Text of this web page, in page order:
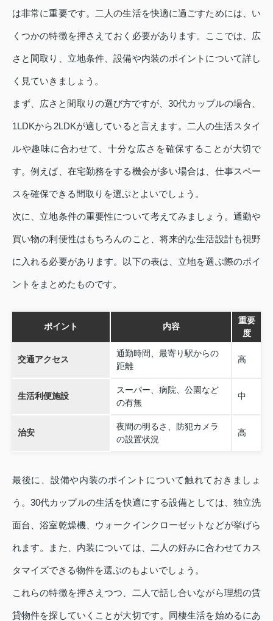
は非常に重要です。二人の生活を快適に過ごすためには、い
くつかの特徴を押さえておく必要があります。ここでは、広
さと間取り、立地条件、設備や内装のポイントについて詳し
く見ていきましょう。
まず、広さと間取りの選び方ですが、30代カップルの場合、
1LDKから2LDKが適していると言えます。二人の生活スタイ
ルや趣味に合わせて、十分な広さを確保することが大切で
す。例えば、在宅勤務をする機会が多い場合は、仕事スペー
スを確保できる間取りを選ぶとよいでしょう。
次に、立地条件の重要性について考えてみましょう。通勤や
買い物の利便性はもちろんのこと、将来的な生活設計も視野
に入れる必要があります。以下の表は、立地を選ぶ際のポイ
ントをまとめたものです。
ポイント 内容
重要
度
交通アクセス
通勤時間、最寄り駅からの
距離
高
生活利便施設
スーパー、病院、公園など
の有無
中
治安
夜間の明るさ、防犯カメラ
の設置状況
高
最後に、設備や内装のポイントについて触れておきましょ
う。30代カップルの生活を快適にする設備としては、独立洗
面台、浴室乾燥機、ウォークインクローゼットなどが挙げら
れます。また、内装については、二人の好みに合わせてカス
タマイズできる物件を選ぶのもよいでしょう。
これらの特徴を押さえつつ、二人で話し合いながら理想の賃
貸物件を探していくことが大切です。同棲生活を始めるにあ